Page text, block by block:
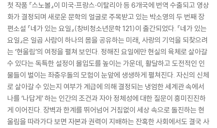
첫 작품 『스노볼』이 미국·프랑스·이탈리아 등 6개국에 번역 수출되고 영상
화가 결정되며 새로운 문학의 얼굴로 주목받고 있는 박소영의 두 번째 장
편소설 『네가 있는 요일』(창비청소년문학 121)이 출간되었다. 『네가 있는
요일』은 일곱 사람이 하나의 몸을 공유하는 미래, 사랑의 기억을 되찾으려
는 ‘현울림’의 여정을 펼쳐 보인다. 정해진 요일에만 현실의 육체로 살아갈
수 있다는 독특한 설정이 몰입도를 높이는 가운데, 활달하고 도전적인 인
물들이 벌이는 좌충우돌의 모험이 눈앞에 생생하게 펼쳐진다. 자신의 신체
로 살아갈 수 있는지 여부가 계급에 의해 결정되는 냉엄한 세계관 속에서
나를 ‘나답게’ 하는 인간의 조건과 자아 정체성에 대한 질문이 흥미진진하
게 이어진다. 장벽과 한계를 뛰어넘어 거침없이 세상 속으로 돌진하는 현
울림을 따라가다 보면 자본과 권력이 지배하는 잔혹한 사회에서도 결국 사